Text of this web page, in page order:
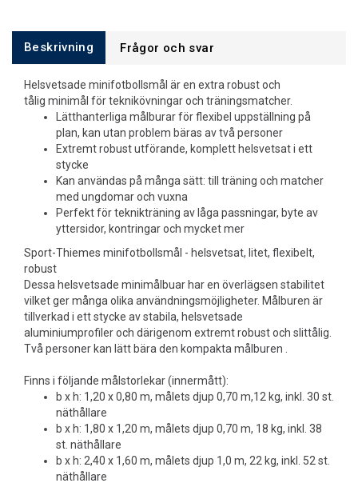
Beskrivning Frågor och svar
Helsvetsade minifotbollsmål är en extra robust och
tålig minimål för teknikövningar och träningsmatcher.
Lätthanterliga målburar för flexibel uppställning på
plan, kan utan problem bäras av två personer
Extremt robust utförande, komplett helsvetsat i ett
stycke
Kan användas på många sätt: till träning och matcher
med ungdomar och vuxna
Perfekt för teknikträning av låga passningar, byte av
yttersidor, kontringar och mycket mer
Sport-Thiemes minifotbollsmål - helsvetsat, litet, flexibelt,
robust
Dessa helsvetsade minimålbuar har en överlägsen stabilitet
vilket ger många olika användningsmöjligheter. Målburen är
tillverkad i ett stycke av stabila, helsvetsade
aluminiumprofiler och därigenom extremt robust och slittålig.
Två personer kan lätt bära den kompakta målburen .
Finns i följande målstorlekar (innermått):
b x h: 1,20 x 0,80 m, målets djup 0,70 m,12 kg, inkl. 30 st.
näthållare
b x h: 1,80 x 1,20 m, målets djup 0,70 m, 18 kg, inkl. 38
st. näthållare
b x h: 2,40 x 1,60 m, målets djup 1,0 m, 22 kg, inkl. 52 st.
näthållare